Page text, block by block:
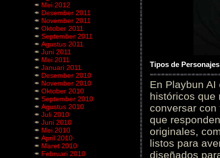
Mei 2012
Desember 2011
November 2011
Oktober 2011
September 2011
Agustus 2011
Juni 2011
Mei 2011
Januari 2011
Desember 2010
November 2010
Oktober 2010
September 2010
Agustus 2010
Juli 2010
Juni 2010
Mei 2010
April 2010
Maret 2010
Februari 2010
Tipos de
En Playbun
históricos que
conversar
que
originales,
listos para
diseñados